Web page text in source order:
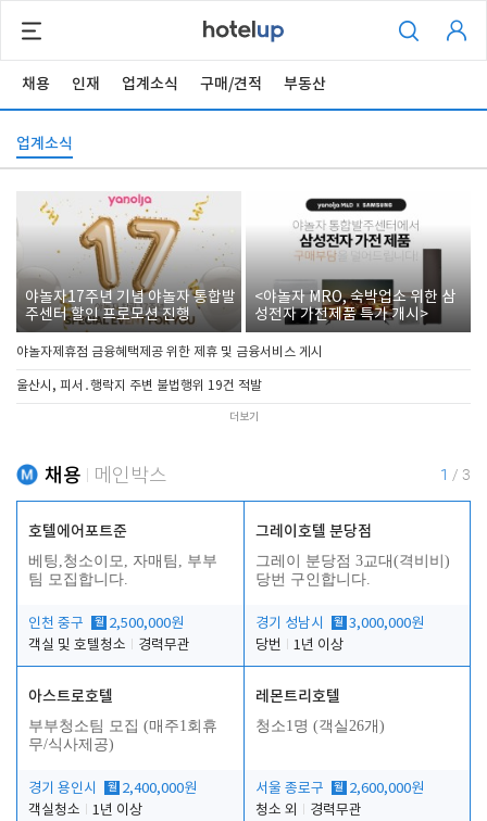
채용 인재 업계소식 구매/견적 부동산
업계소식
야놀자17주년 기념 야놀자 통합발
주센터 할인 프로모션 진행
<야놀자 MRO, 숙박업소 위한 삼
성전자 가전제품 특가 개시>
야놀자제휴점 금융혜택제공 위한 제휴 및 금융서비스 게시
울산시, 피서․행락지 주변 불법행위 19건 적발
더보기
채용 메인박스 1 / 3
호텔에어포트준
베팅,청소이모, 자매팀, 부부
팀 모집합니다.
인천 중구 월 2,500,000원
객실 및 호텔청소
경력무관
그레이호텔 분당점
그레이 분당점 3교대(격비비)
당번 구인합니다.
경기 성남시 월 3,000,000원
당번
1년 이상
아스트로호텔
부부청소팀 모집 (매주1회휴
무/식사제공)
경기 용인시 월 2,400,000원
객실청소
1년 이상
레몬트리호텔
청소1명 (객실26개)
서울 종로구 월 2,600,000원
청소 외
경력무관